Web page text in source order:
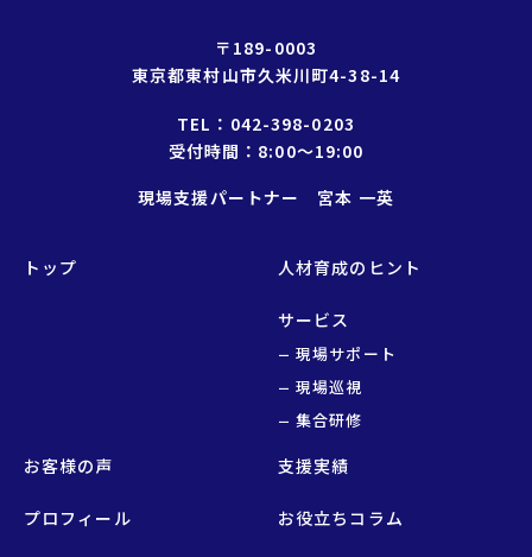
〒189-0003
東京都東村山市久米川町4-38-14
TEL： 042-398-0203
受付時間：8:00〜19:00
現場支援パートナー 宮本 一英
トップ 人材育成のヒント
サービス
現場サポート
現場巡視
集合研修
お客様の声
プロフィール
支援実績
お役立ちコラム